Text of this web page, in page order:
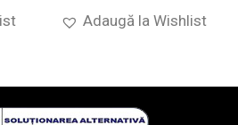
Adaugă la Wishlist